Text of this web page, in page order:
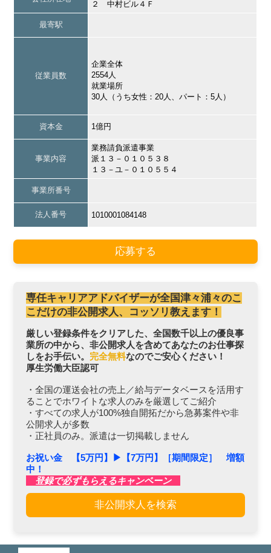
２ 中村ビル４Ｆ
最寄駅
従業員数
企業全体
2554人
就業場所
30人（うち女性：20人、パート：5人）
資本金 1億円
事業内容
業務請負派遣事業
派１３－０１０５３８
１３－ユ－０１０５５４
事業所番号
法人番号 1010001084148
応募する
専任キャリアアドバイザーが全国津々浦々のこ
こだけの非公開求人、コッソリ教えます！
厳しい登録条件をクリアした、全国数千以上の優良事
業所の中から、非公開求人を含めてあなたのお仕事探
しをお手伝い。 完全無料なのでご安心ください！
厚生労働大臣認可
・全国の運送会社の売上／給与データベースを活用す
ることでホワイトな求人のみを厳選してご紹介
・すべての求人が100%独自開拓だから急募案件や非
公開求人が多数
・正社員のみ。派遣は一切掲載しません
お祝い金 【5万円】▶︎【7万円】［期間限定］ 増額
中！
登録で必ずもらえるキャンペーン
非公開求人を検索